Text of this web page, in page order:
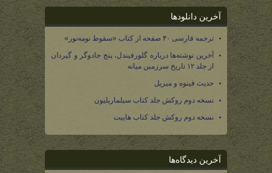
آخرین دانلودها
ترجمه فارسی ۴۰ صفحه از کتاب «سقوط نومه‌نور»
آخرین نوشته‌ها درباره گلورفیندل، پنج جادوگر و گیردان
از جلد ۱۲ تاریخ سرزمین میانه
حدیث فینوه و میریل
نسخه دوم روکش جلد کتاب سیلماریلیون
نسخه دوم روکش جلد کتاب هابیت
آخرین دیدگاه‌ها